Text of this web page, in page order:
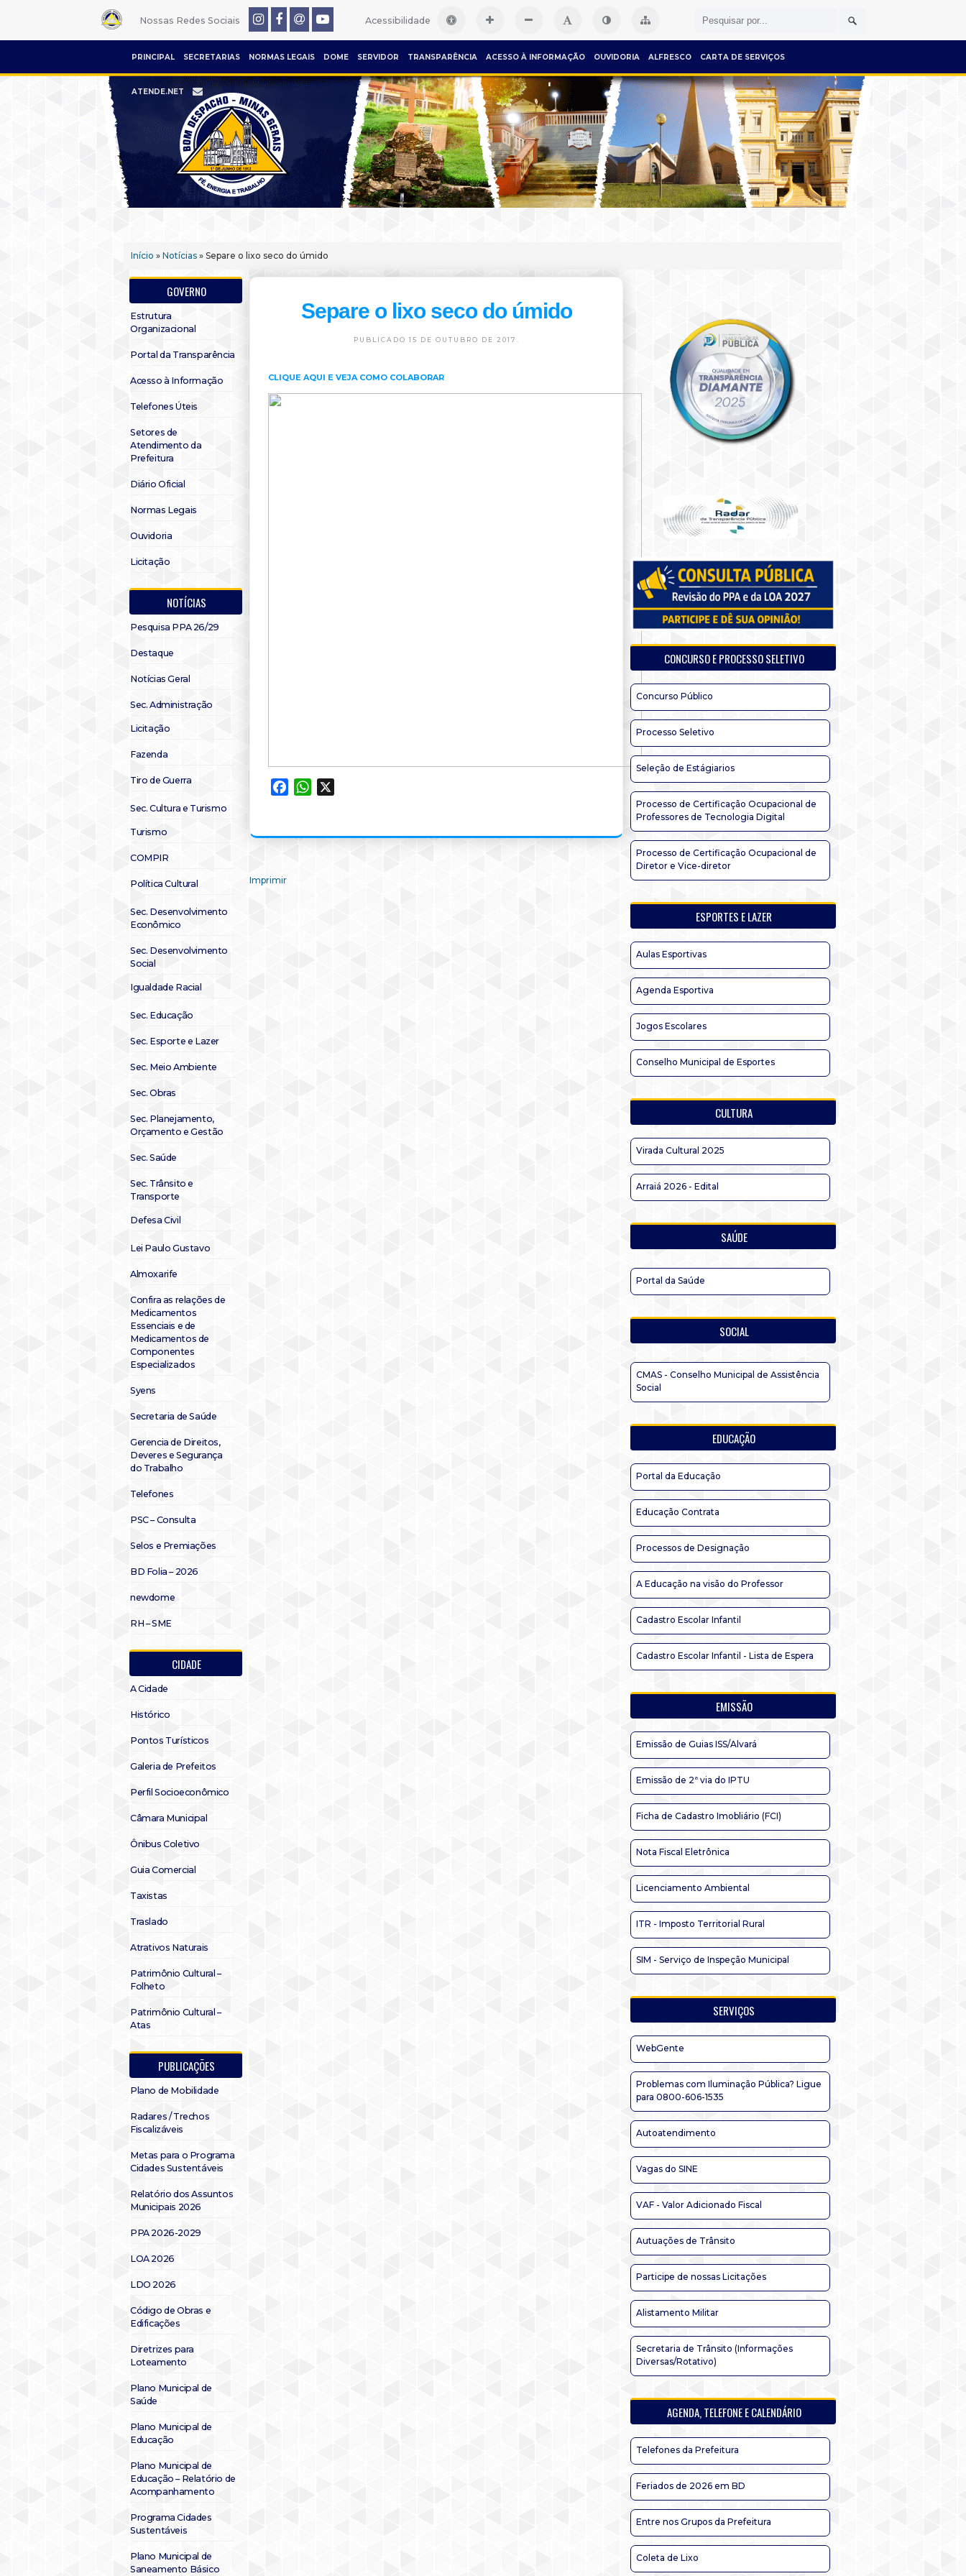
Nossas Redes Sociais Acessibilidade
PRINCIPAL SECRETARIAS NORMAS LEGAIS DOME SERVIDOR TRANSPARÊNCIA ACESSO À INFORMAÇÃO OUVIDORIA ALFRESCO CARTA DE SERVIÇOS
ATENDE.NET
Início » Notícias » Separe o lixo seco do úmido
GOVERNO
Estrutura
Organizacional
Portal da Transparência
Acesso à Informação
Telefones Úteis
Setores de
Atendimento da
Prefeitura
Diário Oficial
Normas Legais
Ouvidoria
Licitação
NOTÍCIAS
Pesquisa PPA 26/29
Destaque
Notícias Geral
Sec. Administração
Licitação
Fazenda
Tiro de Guerra
Sec. Cultura e Turismo
Turismo
COMPIR
Política Cultural
Sec. Desenvolvimento
Econômico
Sec. Desenvolvimento
Social
Igualdade Racial
Sec. Educação
Sec. Esporte e Lazer
Sec. Meio Ambiente
Sec. Obras
Sec. Planejamento,
Orçamento e Gestão
Sec. Saúde
Sec. Trânsito e
Transporte
Defesa Civil
Lei Paulo Gustavo
Almoxarife
Confira as relações de
Medicamentos
Essenciais e de
Medicamentos de
Componentes
Especializados
Syens
Secretaria de Saúde
Gerencia de Direitos,
Deveres e Segurança
do Trabalho
Telefones
PSC – Consulta
Selos e Premiações
BD Folia – 2026
newdome
RH – SME
CIDADE
A Cidade
Histórico
Pontos Turísticos
Galeria de Prefeitos
Perfil Socioeconômico
Câmara Municipal
Ônibus Coletivo
Guia Comercial
Taxistas
Traslado
Atrativos Naturais
Patrimônio Cultural –
Folheto
Patrimônio Cultural –
Atas
PUBLICAÇÕES
Plano de Mobilidade
Radares / Trechos
Fiscalizáveis
Metas para o Programa
Cidades Sustentáveis
Relatório dos Assuntos
Municipais 2026
PPA 2026-2029
LOA 2026
LDO 2026
Código de Obras e
Edificações
Diretrizes para
Loteamento
Plano Municipal de
Saúde
Plano Municipal de
Educação
Plano Municipal de
Educação – Relatório de
Acompanhamento
Programa Cidades
Sustentáveis
Plano Municipal de
Saneamento Básico
Separe o lixo seco do úmido
PUBLICADO 15 DE OUTUBRO DE 2017.
CLIQUE AQUI E VEJA COMO COLABORAR
FacebookWhatsApp
Imprimir
CONCURSO E PROCESSO SELETIVO
Concurso Público
Processo Seletivo
Seleção de Estágiarios
Processo de Certificação Ocupacional de
Professores de Tecnologia Digital
Processo de Certificação Ocupacional de
Diretor e Vice-diretor
ESPORTES E LAZER
Aulas Esportivas
Agenda Esportiva
Jogos Escolares
Conselho Municipal de Esportes
CULTURA
Virada Cultural 2025
Arraiá 2026 - Edital
SAÚDE
Portal da Saúde
SOCIAL
CMAS - Conselho Municipal de Assistência
Social
EDUCAÇÃO
Portal da Educação
Educação Contrata
Processos de Designação
A Educação na visão do Professor
Cadastro Escolar Infantil
Cadastro Escolar Infantil - Lista de Espera
EMISSÃO
Emissão de Guias ISS/Alvará
Emissão de 2ª via do IPTU
Ficha de Cadastro Imobliário (FCI)
Nota Fiscal Eletrônica
Licenciamento Ambiental
ITR - Imposto Territorial Rural
SIM - Serviço de Inspeção Municipal
SERVIÇOS
WebGente
Problemas com Iluminação Pública? Ligue
para 0800-606-1535
Autoatendimento
Vagas do SINE
VAF - Valor Adicionado Fiscal
Autuações de Trânsito
Participe de nossas Licitações
Alistamento Militar
Secretaria de Trânsito (Informações
Diversas/Rotativo)
AGENDA, TELEFONE E CALENDÁRIO
Telefones da Prefeitura
Feriados de 2026 em BD
Entre nos Grupos da Prefeitura
Coleta de Lixo